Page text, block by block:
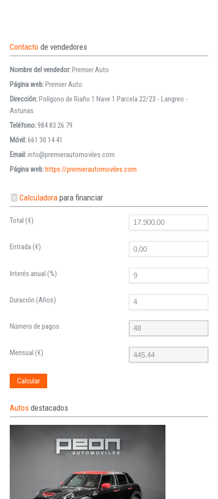
Contacto de vendedores
Nombre del vendedor:Premier Auto
Página web:Premier Auto
Dirección:Polígono de Riaño 1 Nave 1 Parcela 22/23 - Langreo -
Asturias
Teléfono:984 83 26 79
Móvil:661 30 14 41
Email:info@premierautomoviles.com
Página web:https://premierautomoviles.com
Calculadorapara financiar
Total (€)
Entrada (€)
Interés anual (%)
Duración (Años)
Número de pagos
Mensual (€)
Calcular
Autos destacados